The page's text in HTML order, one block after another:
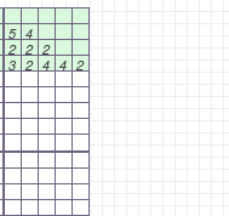
5 4
2 2 2
3 2 4 4 2